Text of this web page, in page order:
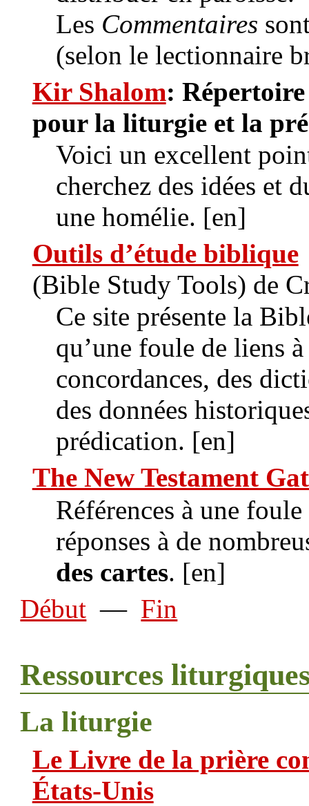
Les Commentaires
(selon le lectionnaire
Kir Shalom:
pour la liturgie et la
Voici un excellent
cherchez des idées et
une homélie. [en]
Outils d’étude biblique
(Bible Study Tools) de
Ce site présente la
qu’une foule de liens
concordances, des
des données
prédication. [en]
The New Testament
Références à une
réponses à de
des cartes. [en]
Début — Fin
Ressources
La liturgie
Le Livre de la prière
États-Unis